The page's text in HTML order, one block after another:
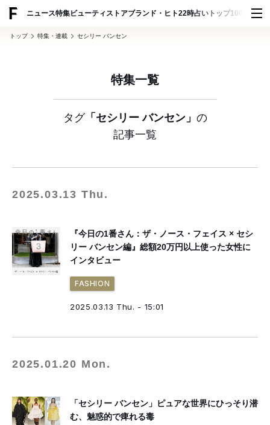
ニュース特集ビューティ ストアブランド・ヒト22時占い トップ100 スナッ
トップ 特集・連載 セシリー バンセン
特集一覧
タグ「セシリー バンセン」 の
記事一覧
2025.03.13 Thu.
『今日の1番さん：ザ・ノース・フェイス × セシ
リー バンセン編』総額20万円以上使った女性に
インタビュー
FASHION
2025.03.13 Thu. - 15:01
2025.01.20 Mon.
「セシリー バンセン」ピュアな世界にひっそり潜
む、魅惑的で痺れる毒